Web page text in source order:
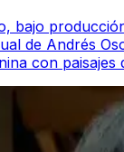
bajo
de Andrés
con paisajes